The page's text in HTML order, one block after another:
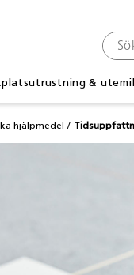
&
hjälpmedel